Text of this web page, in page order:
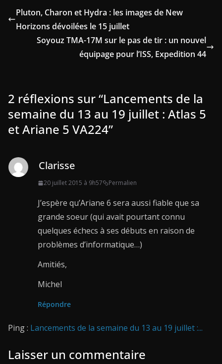
Pluton, Charon et Hydra : les images de New
Horizons dévoilées le 15 juillet
Soyouz TMA-17M sur le pas de tir : un nouvel
équipage pour l’ISS, Expedition 44
2 réflexions sur “Lancements de la
semaine du 13 au 19 juillet : Atlas 5
et Ariane 5 VA224”
Clarisse
20 juillet 2015 à 9h57 Permalien
J’espère qu’Ariane 6 sera aussi fiable que sa
grande soeur (qui avait pourtant connu
quelques échecs à ses débuts en raison de
problèmes d’informatique…)
Amitiés,
Michel
Répondre
Ping : Lancements de la semaine du 13 au 19 juillet :...
Laisser un commentaire